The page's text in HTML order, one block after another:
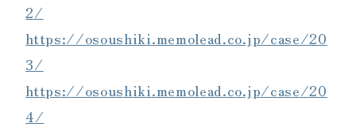
2/
https://osoushiki.memolead.co.jp/case/20
3/
https://osoushiki.memolead.co.jp/case/20
4/